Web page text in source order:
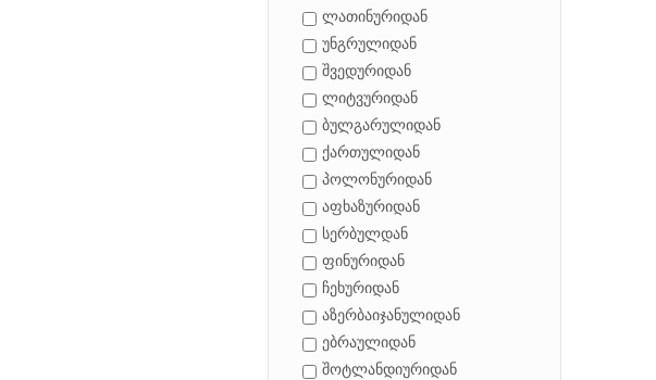
ლათინურიდან
უნგრულიდან
შვედურიდან
ლიტვურიდან
ბულგარულიდან
ქართულიდან
პოლონურიდან
აფხაზურიდან
სერბულდან
ფინურიდან
ჩეხურიდან
აზერბაიჯანულიდან
ებრაულიდან
შოტლანდიურიდან